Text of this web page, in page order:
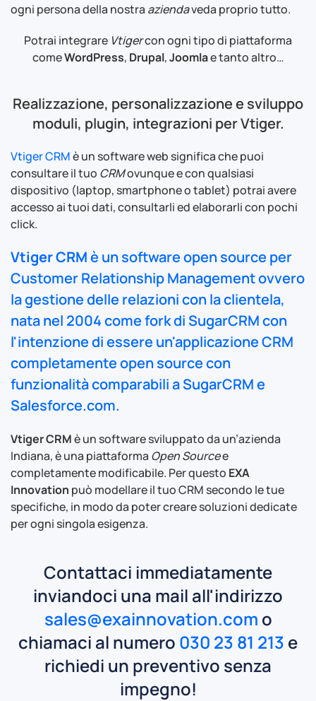
ogni persona della nostra aziendaveda proprio tutto.
Potrai integrare Vtigercon ogni tipo di piattaforma
comeWordPress, Drupal,Joomlae tanto altro…
Realizzazione, personalizzazione e sviluppo
moduli, plugin, integrazioni per Vtiger.
Vtiger CRMè un software web significa che puoi
consultare il tuo CRMovunque e con qualsiasi
dispositivo (laptop, smartphone o tablet) potrai avere
accesso ai tuoi dati, consultarli ed elaborarli con pochi
click.
Vtiger CRMè un softwareopen source per
Customer Relationship Managementovvero
la gestione delle relazioni con la clientela,
nata nel 2004 come fork di SugarCRMcon
l'intenzione di essere un'applicazione CRM
completamente open source con
funzionalità comparabili a SugarCRM e
Salesforce.com.
Vtiger CRMè un software sviluppato da un’azienda
Indiana, è una piattaforma Open Sourcee
completamente modificabile. Per questo EXA
Innovation può modellare il tuo CRM secondo le tue
specifiche, in modo da poter creare soluzioni dedicate
per ogni singola esigenza.
Contattaci immediatamente
inviandoci una mail all'indirizzo
sales@exainnovation.com o
chiamaci al numero 030 23 81 213 e
richiedi un preventivo senza
impegno!